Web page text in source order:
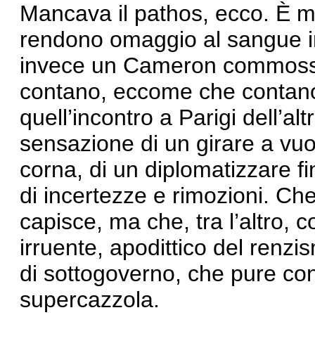
Mancava il pathos, ecco. È
rendono omaggio al sangue
invece un Cameron
contano, eccome che
quell’incontro a Parigi
sensazione di un girare a
corna, di un diplomatizzare
di incertezze e rimozioni.
capisce, ma che, tra l’altro,
irruente, apodittico del
di sottogoverno, che pure
supercazzola.